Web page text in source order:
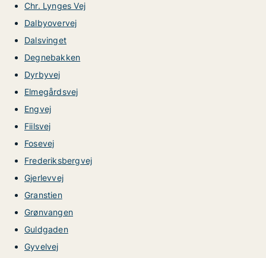
Chr. Lynges Vej
Dalbyovervej
Dalsvinget
Degnebakken
Dyrbyvej
Elmegårdsvej
Engvej
Fiilsvej
Fosevej
Frederiksbergvej
Gjerlevvej
Granstien
Grønvangen
Guldgaden
Gyvelvej